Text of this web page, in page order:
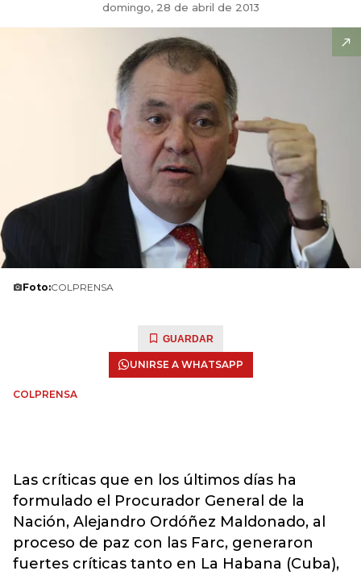
domingo, 28 de abril de 2013
Foto:COLPRENSA
GUARDAR
UNIRSE A WHATSAPP
COLPRENSA
Las críticas que en los últimos días ha
formulado el Procurador General de la
Nación, Alejandro Ordóñez Maldonado, al
proceso de paz con las Farc, generaron
fuertes críticas tanto en La Habana (Cuba),